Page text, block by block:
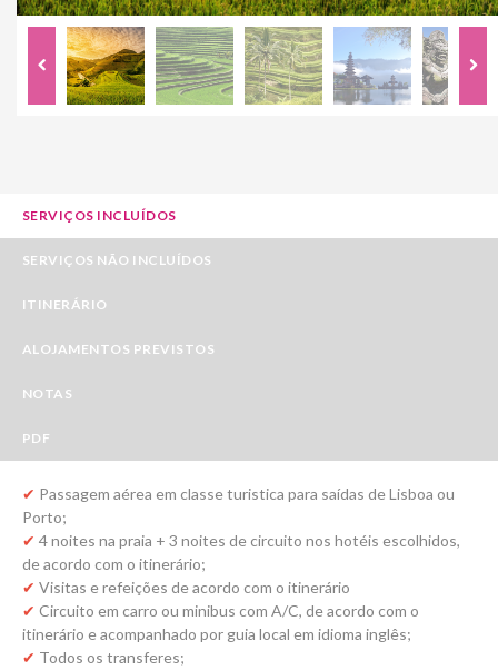
SERVIÇOS INCLUÍDOS
SERVIÇOS NÃO INCLUÍDOS
ITINERÁRIO
ALOJAMENTOS PREVISTOS
NOTAS
PDF
✔ Passagem aérea em classe turistica para saídas de Lisboa ou
Porto;
✔ 4 noites na praia + 3 noites de circuito nos hotéis escolhidos,
de acordo com o itinerário;
✔ Visitas e refeições de acordo com o itinerário
✔ Circuito em carro ou minibus com A/C, de acordo com o
itinerário e acompanhado por guia local em idioma inglês;
✔ Todos os transferes;